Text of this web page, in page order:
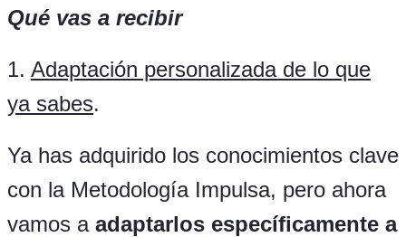
Qué vas a recibir
1. Adaptación personalizada de lo que
ya sabes.
Ya has adquirido los conocimientos clave
con la Metodología Impulsa, pero ahora
vamos a adaptarlos específicamente a